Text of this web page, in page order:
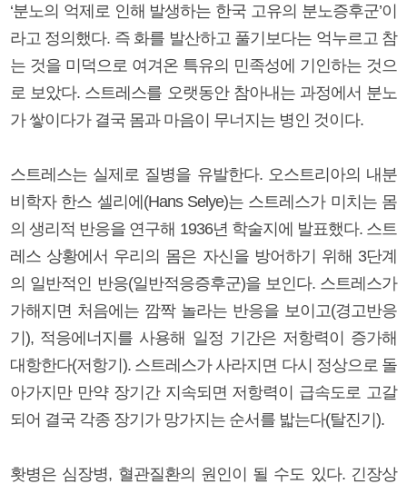
‘분노의 억제로 인해 발생하는 한국 고유의 분노증후군’이
라고 정의했다. 즉 화를 발산하고 풀기보다는 억누르고 참
는 것을 미덕으로 여겨온 특유의 민족성에 기인하는 것으
로 보았다. 스트레스를 오랫동안 참아내는 과정에서 분노
가 쌓이다가 결국 몸과 마음이 무너지는 병인 것이다.
스트레스는 실제로 질병을 유발한다. 오스트리아의 내분
비학자 한스 셀리에(Hans Selye)는 스트레스가 미치는 몸
의 생리적 반응을 연구해 1936년 학술지에 발표했다. 스트
레스 상황에서 우리의 몸은 자신을 방어하기 위해 3단계
의 일반적인 반응(일반적응증후군)을 보인다. 스트레스가
가해지면 처음에는 깜짝 놀라는 반응을 보이고(경고반응
기), 적응에너지를 사용해 일정 기간은 저항력이 증가해
대항한다(저항기). 스트레스가 사라지면 다시 정상으로 돌
아가지만 만약 장기간 지속되면 저항력이 급속도로 고갈
되어 결국 각종 장기가 망가지는 순서를 밟는다(탈진기).
홧병은 심장병, 혈관질환의 원인이 될 수도 있다. 긴장상